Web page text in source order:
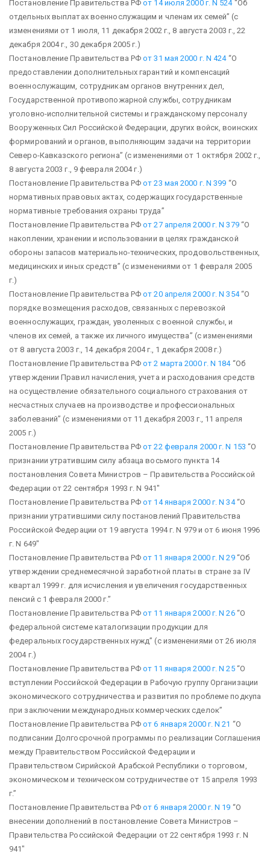
Постановление Правительства РФот 14 июля 2000 г. N 524“Об
отдельных выплатах военнослужащим и членам их семей” (с
изменениями от 1 июля, 11 декабря 2002 г., 8 августа 2003 г., 22
декабря 2004 г., 30 декабря 2005 г.)
Постановление Правительства РФот 31 мая 2000 г. N 424“О
предоставлении дополнительных гарантий и компенсаций
военнослужащим, сотрудникам органов внутренних дел,
Государственной противопожарной службы, сотрудникам
уголовно-исполнительной системы и гражданскому персоналу
Вооруженных Сил Российской Федерации, других войск, воинских
формирований и органов, выполняющим задачи на территории
Северо-Кавказского региона” (с изменениями от 1 октября 2002 г.,
8 августа 2003 г., 9 февраля 2004 г.)
Постановление Правительства РФот 23 мая 2000 г. N 399 “О
нормативных правовых актах, содержащих государственные
нормативные требования охраны труда”
Постановление Правительства РФот 27 апреля 2000 г. N 379“О
накоплении, хранении и использовании в целях гражданской
обороны запасов материально-технических, продовольственных,
медицинских и иных средств” (с изменениями от 1 февраля 2005
г.)
Постановление Правительства РФот 20 апреля 2000 г. N 354“О
порядке возмещения расходов, связанных с перевозкой
военнослужащих, граждан, уволенных с военной службы, и
членов их семей, а также их личного имущества” (с изменениями
от 8 августа 2003 г., 14 декабря 2004 г., 1 декабря 2008 г.)
Постановление Правительства РФот 2 марта 2000 г. N 184“Об
утверждении Правил начисления, учета и расходования средств
на осуществление обязательного социального страхования от
несчастных случаев на производстве и профессиональных
заболеваний” (с изменениями от 11 декабря 2003 г., 11 апреля
2005 г.)
Постановление Правительства РФот 22 февраля 2000 г. N 153 “О
признании утратившим силу абзаца восьмого пункта 14
постановления Совета Министров – Правительства Российской
Федерации от 22 сентября 1993 г. N 941″
Постановление Правительства РФот 14 января 2000 г. N 34“О
признании утратившими силу постановлений Правительства
Российской Федерации от 19 августа 1994 г. N 979 и от 6 июня 1996
г. N 649″
Постановление Правительства РФот 11 января 2000 г. N 29“Об
утверждении среднемесячной заработной платы в стране за IV
квартал 1999 г. для исчисления и увеличения государственных
пенсий с 1 февраля 2000 г.”
Постановление Правительства РФот 11 января 2000 г. N 26“О
федеральной системе каталогизации продукции для
федеральных государственных нужд” (с изменениями от 26 июля
2004 г.)
Постановление Правительства РФот 11 января 2000 г. N 25“О
вступлении Российской Федерации в Рабочую группу Организации
экономического сотрудничества и развития по проблеме подкупа
при заключении международных коммерческих сделок”
Постановление Правительства РФот 6 января 2000 г. N 21 “О
подписании Долгосрочной программы по реализации Соглашения
между Правительством Российской Федерации и
Правительством Сирийской Арабской Республики о торговом,
экономическом и техническом сотрудничестве от 15 апреля 1993
г.”
Постановление Правительства РФот 6 января 2000 г. N 19 “О
внесении дополнений в постановление Совета Министров –
Правительства Российской Федерации от 22 сентября 1993 г. N
941″